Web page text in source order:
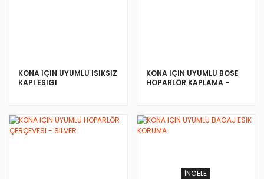
KONA IÇIN UYUMLU ISIKSIZ
KAPI ESIGI
KONA IÇIN UYUMLU BOSE
HOPARLÖR KAPLAMA -
İNCELE